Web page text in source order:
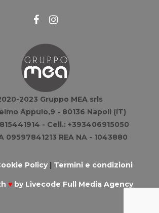
2023 Gruppo MEA srls
Appulo,9 - 80136 Napoli (IT)
- Cell.: +393406915050
09597841213 REA NA - 1043880
Policy| Termini e condizioni
♥by Livecode Full Media Agency